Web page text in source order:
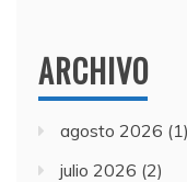
ARCHIVO
agosto 2026 (1)
julio 2026 (2)